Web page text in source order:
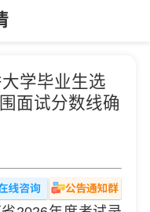
学毕业生选
面试分数线确